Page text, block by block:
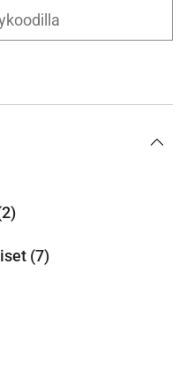
(7)